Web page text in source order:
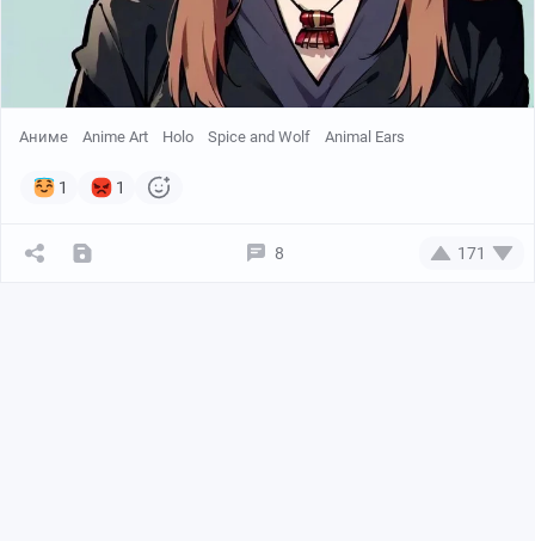
Аниме Anime Art Holo Spice and Wolf Animal Ears
1 1
8 171